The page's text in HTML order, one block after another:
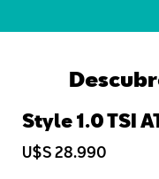
Style 1.0 TSI
U$S 28.990